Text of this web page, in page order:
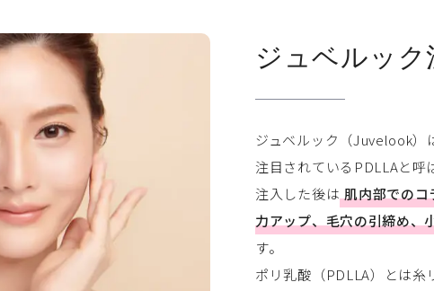
ジュベルック
ジュベルック（Juvelook）
注目されているPDLLAと
注入した後は 肌内部での
力アップ、毛穴の引締め、
す。
ポリ乳酸（PDLLA）とは